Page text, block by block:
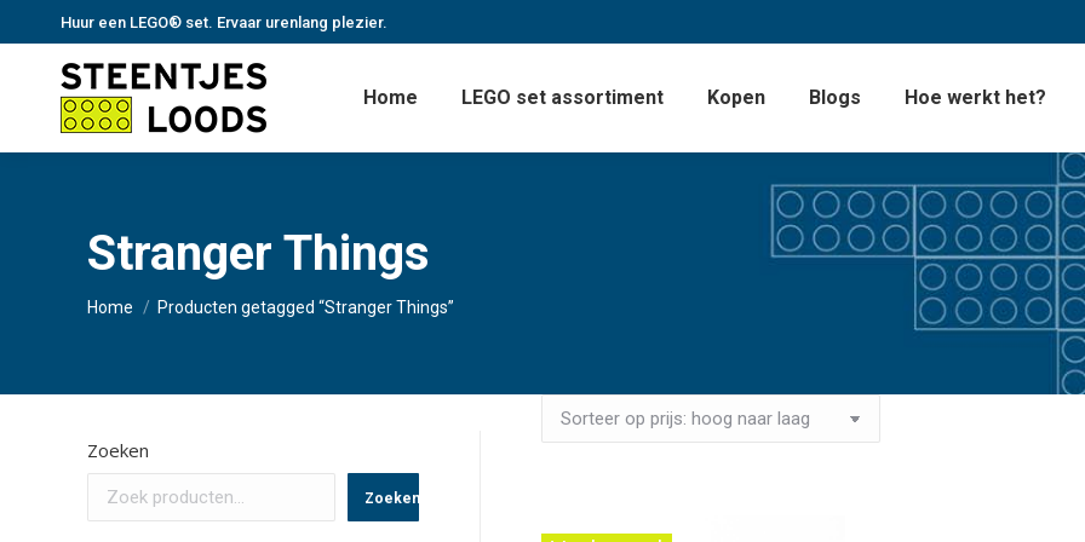
Huur een LEGO® set. Ervaar urenlang plezier.
Home LEGO set assortiment Kopen Blogs Hoe werkt het?
Stranger Things
Je bent hier:
Home Producten getagged “Stranger Things”
Zoeken
Zoeken